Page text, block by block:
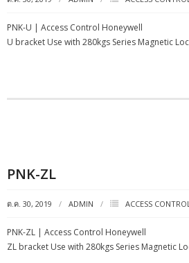
PNK-U | Access Control Honeywell
U bracket Use with 280kgs Series Magnetic
PNK-ZL
ต.ค. 30, 2019 ADMIN ACCESS CONTROL
PNK-ZL | Access Control Honeywell
ZL bracket Use with 280kgs Series Magnetic